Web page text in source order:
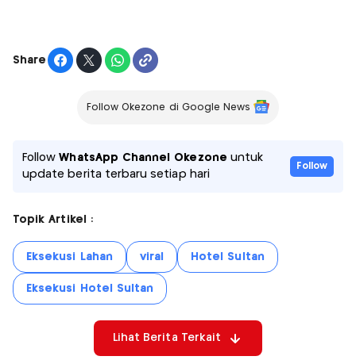
Share
Follow Okezone di Google News
FollowWhatsApp Channel Okezone untuk
update berita terbaru setiap hari
Follow
Topik Artikel :
Eksekusi Lahan viral Hotel Sultan
Eksekusi Hotel Sultan
Lihat Berita Terkait